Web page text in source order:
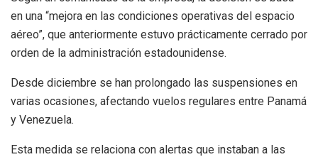
en una “mejora en las condiciones operativas del espacio
aéreo”, que anteriormente estuvo prácticamente cerrado por
orden de la administración estadounidense.
Desde diciembre se han prolongado las suspensiones en
varias ocasiones, afectando vuelos regulares entre Panamá
y Venezuela.
Esta medida se relaciona con alertas que instaban a las